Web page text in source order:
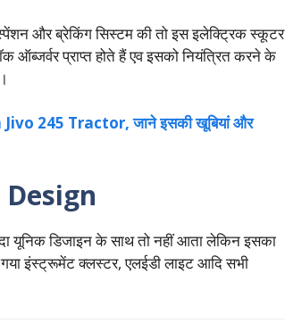
और ब्रेकिंग सिस्टम की तो इस इलेक्ट्रिक स्कूटर
प्राप्त होते हैं एव इसको नियंत्रित करने के
Jivo 245 Tractor, जाने इसकी खूबियां और
यूनिक डिजाइन के साथ तो नहीं आता लेकिन इसका
इंस्ट्रूमेंट क्लस्टर, एलईडी लाइट आदि सभी